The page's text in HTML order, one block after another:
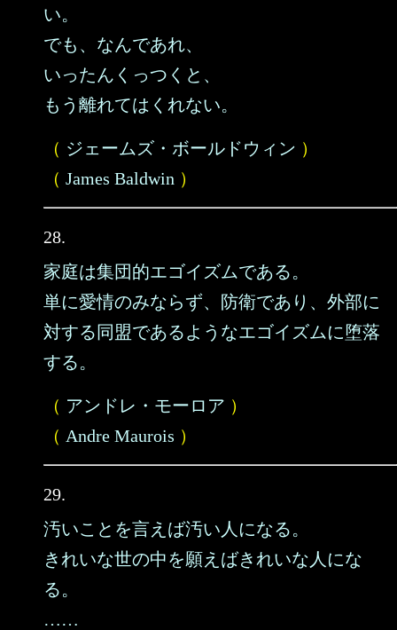
い。
でも、なんであれ、
いったんくっつくと、
もう離れてはくれない。
（ ジェームズ・ボールドウィン ）
（ James Baldwin ）
28.
家庭は集団的エゴイズムである。
単に愛情のみならず、防衛であり、外部に
対する同盟であるようなエゴイズムに堕落
する。
（ アンドレ・モーロア ）
（ Andre Maurois ）
29.
汚いことを言えば汚い人になる。
きれいな世の中を願えばきれいな人にな
る。
……